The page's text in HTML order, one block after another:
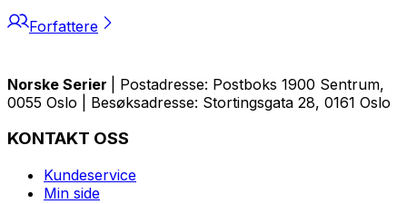
Forfattere
Norske Serier
| Postadresse: Postboks 1900 Sentrum,
0055 Oslo | Besøksadresse: Stortingsgata 28, 0161 Oslo
KONTAKT OSS
Kundeservice
Min side